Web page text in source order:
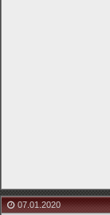
07.01.2020